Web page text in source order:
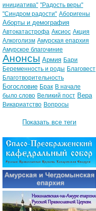
инициатива" "Радость веры"
"Синдром радости" Аборигены
Аборты и демография
Автокатастрофа Аксиос Акция
Алкоголизм Амурская епархия
Амурское благочиние
Анонсы Армия Бари
Беременность и роды Благовест
Благотворительность
Богословие Брак В начале
было слово Великий пост Вера
Викариатство Вопросы
Показать все теги